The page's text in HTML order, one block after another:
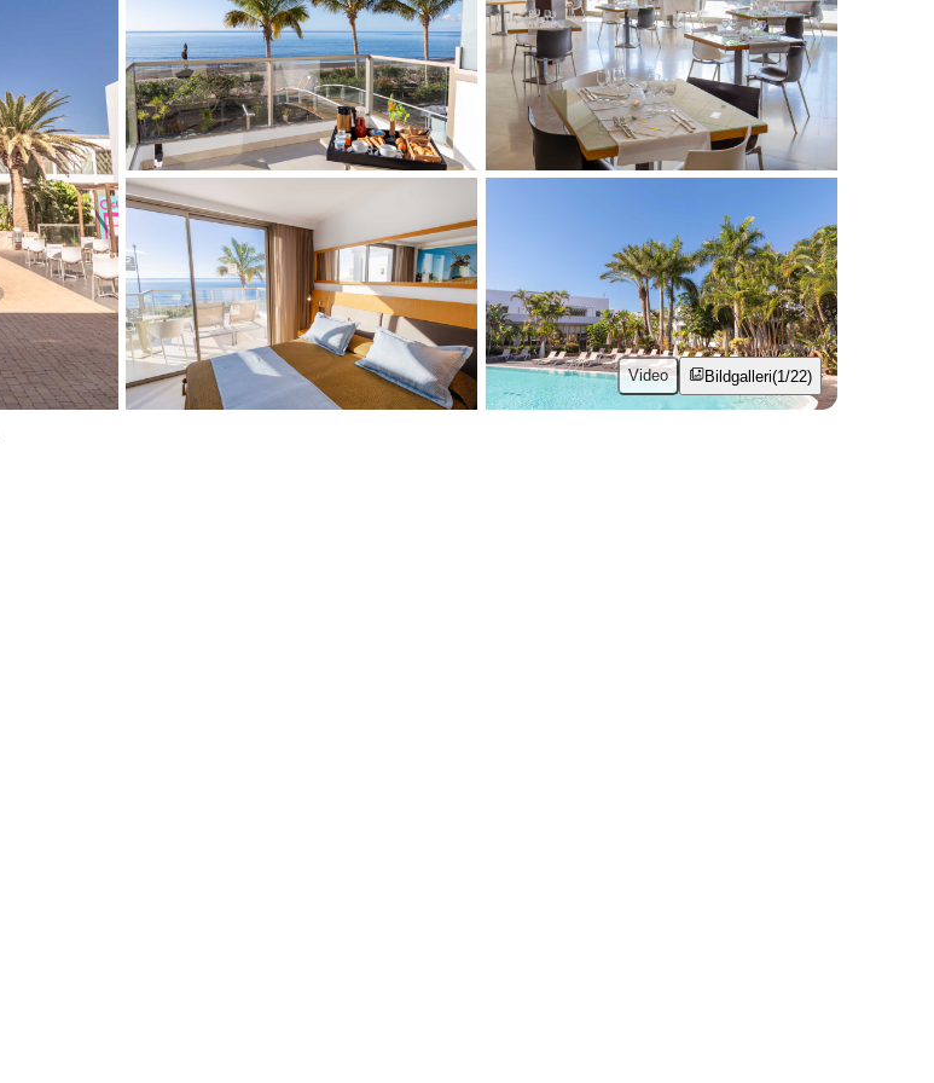
Video Bildgalleri(1/22)